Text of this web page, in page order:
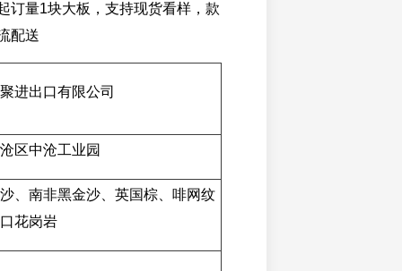
订量1块大板，支持现货看样，款
配送
进出口有限公司
区中沧工业园
、南非黑金沙、英国棕、啡网纹
花岗岩